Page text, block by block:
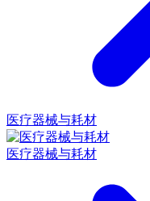
医疗器械与耗材
医疗器械与耗材